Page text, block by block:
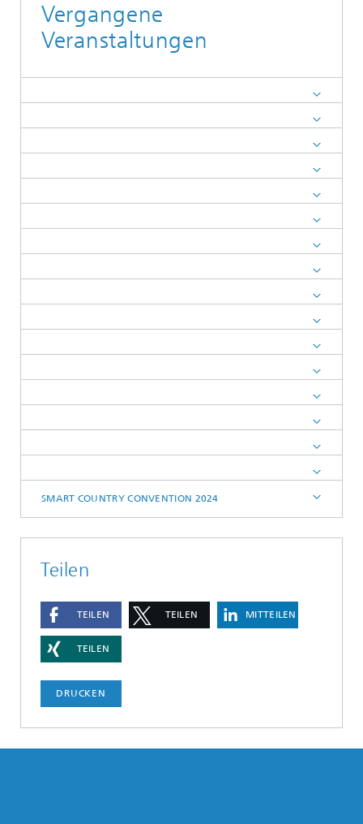
Vergangene
Veranstaltungen
SMART COUNTRY CONVENTION 2024
Teilen
TEILEN TEILEN MITTEILEN
TEILEN
DRUCKEN